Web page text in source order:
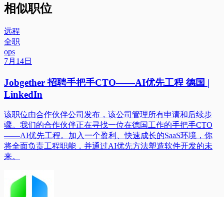
相似职位
远程
全职
ops
7月14日
Jobgether 招聘手把手CTO——AI优先工程 德国 |
LinkedIn
该职位由合作伙伴公司发布，该公司管理所有申请和后续步
骤。我们的合作伙伴正在寻找一位在德国工作的手把手CTO
——AI优先工程。加入一个盈利、快速成长的SaaS环境，你
将全面负责工程职能，并通过AI优先方法塑造软件开发的未
来。